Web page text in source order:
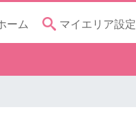
ーム マイエリア設定